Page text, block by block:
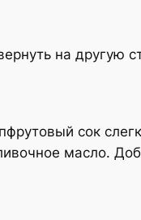
на другую
сок
масло.